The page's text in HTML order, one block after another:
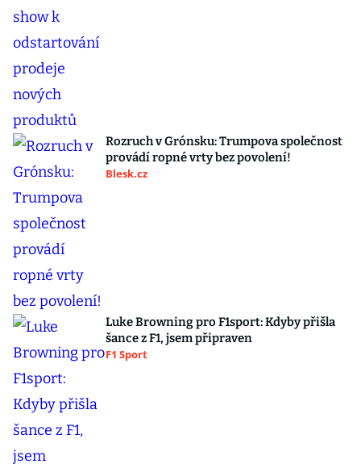
Rozruch v Grónsku: Trumpova společnost
provádí ropné vrty bez povolení!
Blesk.cz
Luke Browning pro F1sport: Kdyby přišla
šance z F1, jsem připraven
F1 Sport